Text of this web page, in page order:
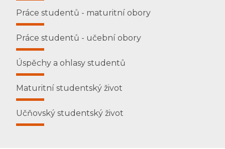
Práce studentů - maturitní obory
Práce studentů - učební obory
Úspěchy a ohlasy studentů
Maturitní studentský život
Učňovský studentský život